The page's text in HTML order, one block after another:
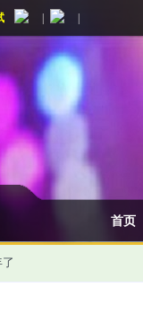
首页